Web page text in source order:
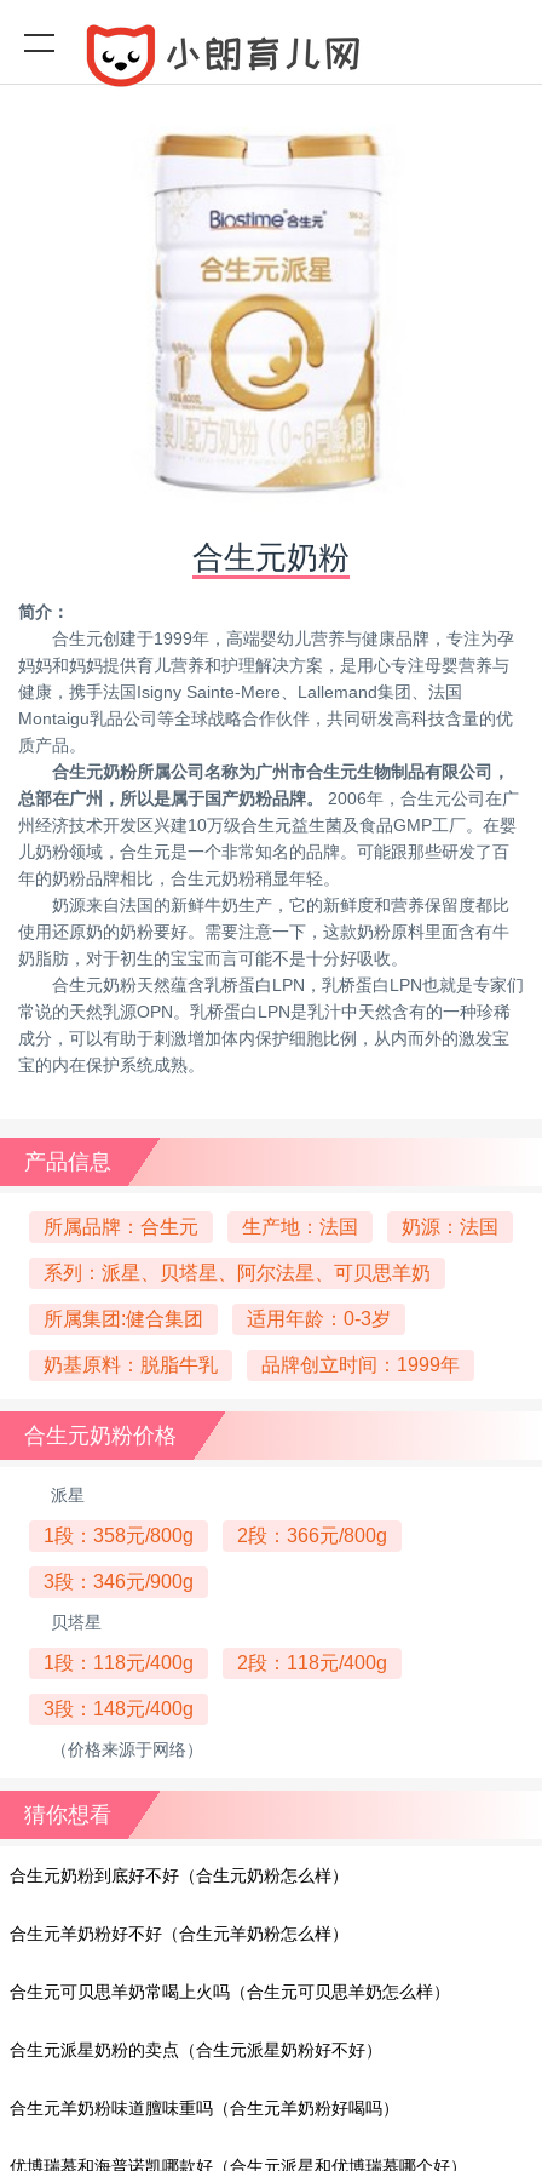
合生元奶粉
简介：
合生元创建于1999年，高端婴幼儿营养与健康品牌，专注为孕
妈妈和妈妈提供育儿营养和护理解决方案，是用心专注母婴营养与
健康，携手法国Isigny Sainte-Mere、Lallemand集团、法国
Montaigu乳品公司等全球战略合作伙伴，共同研发高科技含量的优
质产品。
合生元奶粉所属公司名称为广州市合生元生物制品有限公司，
总部在广州，所以是属于国产奶粉品牌。 2006年，合生元公司在广
州经济技术开发区兴建10万级合生元益生菌及食品GMP工厂。在婴
儿奶粉领域，合生元是一个非常知名的品牌。可能跟那些研发了百
年的奶粉品牌相比，合生元奶粉稍显年轻。
奶源来自法国的新鲜牛奶生产，它的新鲜度和营养保留度都比
使用还原奶的奶粉要好。需要注意一下，这款奶粉原料里面含有牛
奶脂肪，对于初生的宝宝而言可能不是十分好吸收。
合生元奶粉天然蕴含乳桥蛋白LPN，乳桥蛋白LPN也就是专家们
常说的天然乳源OPN。乳桥蛋白LPN是乳汁中天然含有的一种珍稀
成分，可以有助于刺激增加体内保护细胞比例，从内而外的激发宝
宝的内在保护系统成熟。
产品信息
所属品牌：合生元 生产地：法国 奶源：法国
系列：派星、贝塔星、阿尔法星、可贝思羊奶
所属集团:健合集团 适用年龄：0-3岁
奶基原料：脱脂牛乳 品牌创立时间：1999年
合生元奶粉价格
派星
1段：358元/800g 2段：366元/800g
3段：346元/900g
贝塔星
1段：118元/400g 2段：118元/400g
3段：148元/400g
（价格来源于网络）
猜你想看
合生元奶粉到底好不好（合生元奶粉怎么样）
合生元羊奶粉好不好（合生元羊奶粉怎么样）
合生元可贝思羊奶常喝上火吗（合生元可贝思羊奶怎么样）
合生元派星奶粉的卖点（合生元派星奶粉好不好）
合生元羊奶粉味道膻味重吗（合生元羊奶粉好喝吗）
优博瑞慕和海普诺凯哪款好（合生元派星和优博瑞慕哪个好）